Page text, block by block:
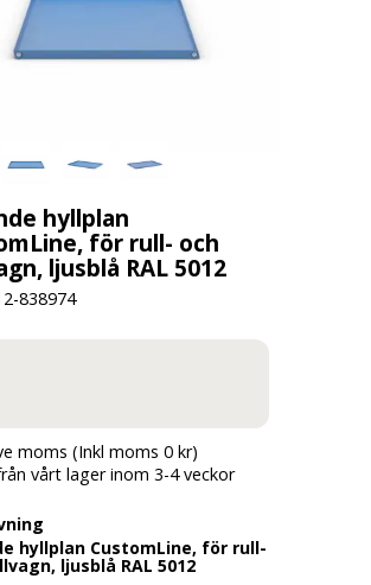
hyllplan
för rull- och
ljusblå RAL 5012
838974
moms (Inkl moms 0 kr)
vårt lager inom 3-4 veckor
hyllplan CustomLine, för rull-
ljusblå RAL 5012